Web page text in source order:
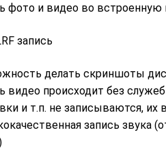
фото и видео во
делать скриншоты
видео происходит без
и т.п. не записываются, их
запись звука